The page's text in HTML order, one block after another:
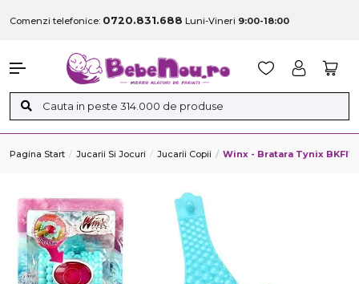
Comenzi telefonice: 0720.831.688 Luni-Vineri 9:00-18:00
Pagina Start Jucarii Si Jocuri Jucarii Copii Winx - Bratara Tynix